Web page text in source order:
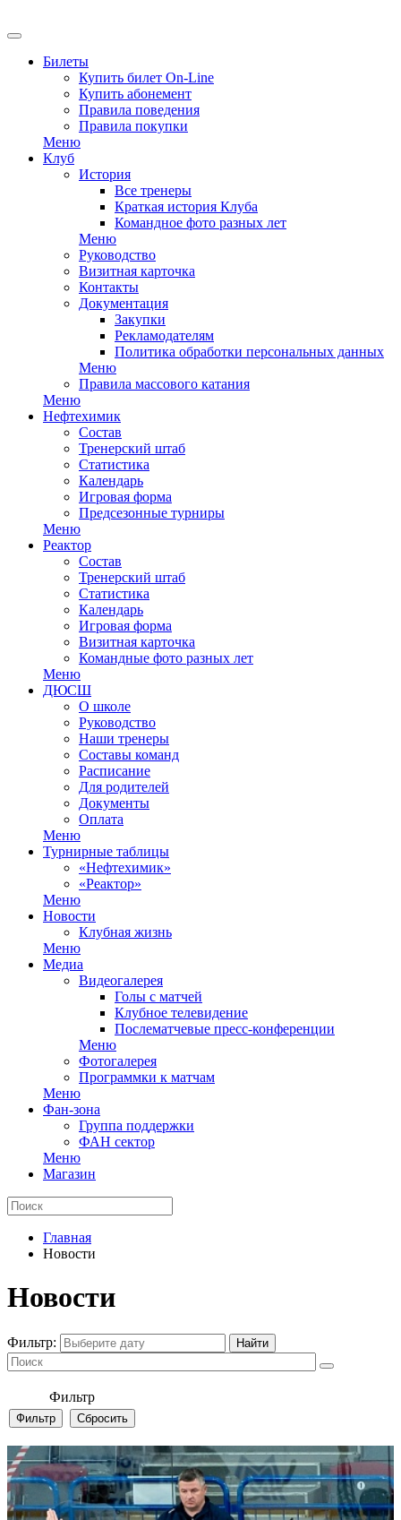
Билеты
Купить билет On-Line
Купить абонемент
Правила поведения
Правила покупки
Меню
Клуб
История
Все тренеры
Краткая история Клуба
Командное фото разных лет
Меню
Руководство
Визитная карточка
Контакты
Документация
Закупки
Рекламодателям
Политика обработки персональных данных
Меню
Правила массового катания
Меню
Нефтехимик
Состав
Тренерский штаб
Статистика
Календарь
Игровая форма
Предсезонные турниры
Меню
Реактор
Состав
Тренерский штаб
Статистика
Календарь
Игровая форма
Визитная карточка
Командные фото разных лет
Меню
ДЮСШ
О школе
Руководство
Наши тренеры
Составы команд
Расписание
Для родителей
Документы
Оплата
Меню
Турнирные таблицы
«Нефтехимик»
«Реактор»
Меню
Новости
Клубная жизнь
Меню
Медиа
Видеогалерея
Голы с матчей
Клубное телевидение
Послематчевые пресс-конференции
Меню
Фотогалерея
Программки к матчам
Меню
Фан-зона
Группа поддержки
ФАН сектор
Меню
Магазин
Главная
Новости
Новости
Фильтр:
Фильтр